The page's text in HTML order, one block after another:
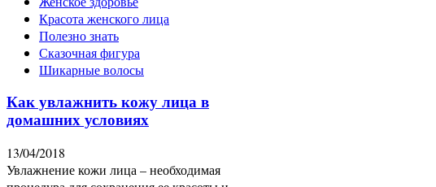
Красота женского лица
Полезно знать
Сказочная фигура
Шикарные волосы
Как увлажнить кожу лица в
домашних условиях
13/04/2018
Увлажнение кожи лица – необходимая